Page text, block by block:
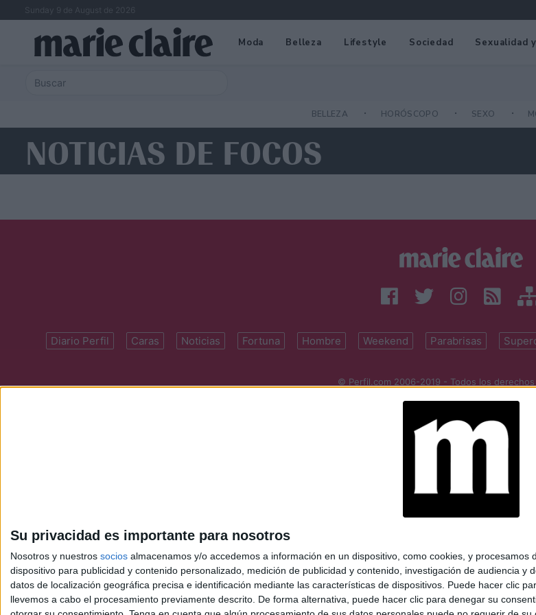
Su privacidad es importante para nosotros
Nosotros y nuestros socios almacenamos y/o accedemos a información en un dispositivo, como cookies, y
dispositivo para publicidad y contenido personalizado, medición de publicidad y contenido, investigación de audiencia y
datos de localización geográfica precisa e identificación mediante las características de dispositivos. Puede hacer clic
llevemos a cabo el procesamiento previamente descrito. De forma alternativa, puede hacer clic para denegar su
Sunday 9 de August de 2026
Moda Belleza Lifestyle Sociedad Sexualidad
BELLEZA HORÓSCOPO SEXO
NOTICIAS DE FOCOS
Diario Perfil Caras Noticias Fortuna Hombre Weekend Parabrisas
© Perfil.com 2006-2019 - Todos los
perfilcom@perfil.com| Propietario: Diario